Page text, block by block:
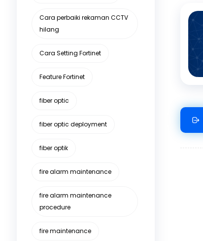
Cara perbaiki rekaman CCTV
hilang
Cara Setting Fortinet
Feature Fortinet
fiber optic
fiber optic deployment
fiber optik
fire alarm maintenance
fire alarm maintenance
procedure
fire maintenance